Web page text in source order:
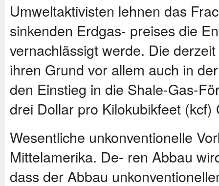
Umweltaktivisten lehnen das
sinkenden Erdgas- preises die
vernachlässigt werde. Die
ihren Grund vor allem auch in
den Einstieg in die Shale-Gas-
drei Dollar pro Kilokubikfeet
Wesentliche unkonventionelle
Mittelamerika. De- ren Abbau
dass der Abbau